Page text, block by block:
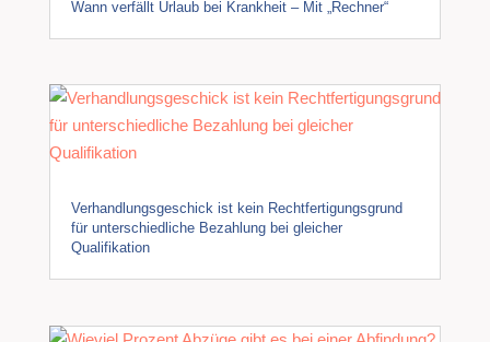
Wann verfällt Urlaub bei Krankheit – Mit „Rechner“
Verhandlungsgeschick ist kein Rechtfertigungsgrund
für unterschiedliche Bezahlung bei gleicher
Qualifikation